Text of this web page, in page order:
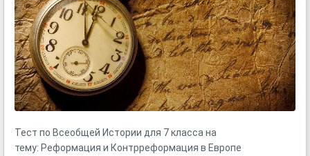
Тест по Всеобщей Истории для 7 класса на
тему: Реформация и Контрреформация в Европе